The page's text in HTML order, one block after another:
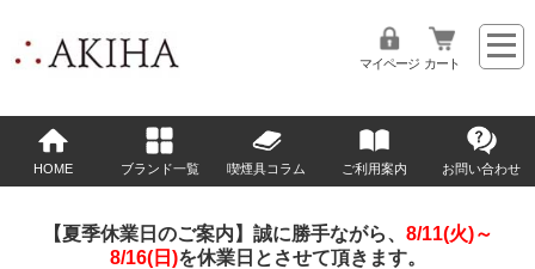
マイページ カート
HOME ブランド一覧 喫煙具コラム ご利用案内 お問い合わせ
【夏季休業日のご案内】誠に勝手ながら、 8/11(火)～
8/16(日)を休業日とさせて頂きます。